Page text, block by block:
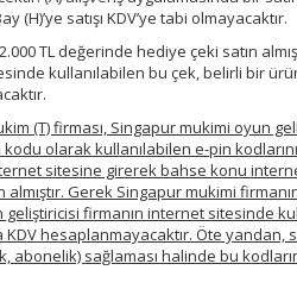
satışı KDV’ye tabi olmayacaktır.
TL değerinde hediye çeki satın
kullanılabilen bu çek, belirli bir
(T) firması, Singapur mukimi oyun
olarak kullanılabilen e-pin
sitesine girerek bahse konu
Gerek Singapur mukimi
firmanın internet sitesinde
hesaplanmayacaktır. Öte yandan,
abonelik) sağlaması halinde bu